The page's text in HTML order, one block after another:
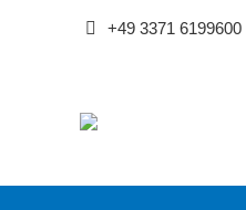
+49 3371 6199600